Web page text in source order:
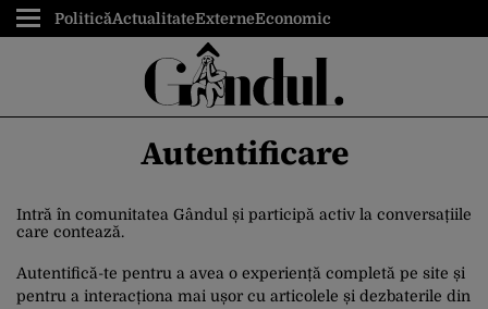
PoliticăActualitateExterneEconomic
Autentificare
Intră în comunitatea Gândul și participă activ la conversațiile
care contează.
Autentifică-te pentru a avea o experiență completă pe site și
pentru a interacționa mai ușor cu articolele și dezbaterile din